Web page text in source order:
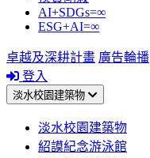
AI+SDGs=∞
ESG+AI=∞
卓越及深耕計畫 廣告輪播
登入
淡水校園建築物
淡水校園建築物
紹謨紀念游泳館